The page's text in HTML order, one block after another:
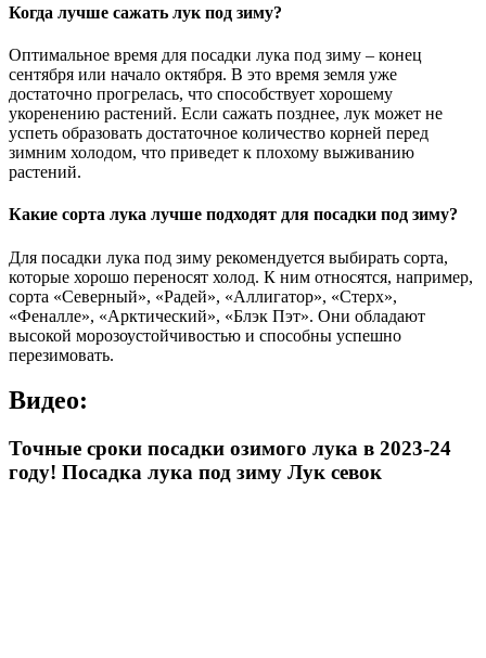
Когда лучше сажать лук под зиму?
Оптимальное время для посадки лука под зиму – конец
сентября или начало октября. В это время земля уже
достаточно прогрелась, что способствует хорошему
укоренению растений. Если сажать позднее, лук может не
успеть образовать достаточное количество корней перед
зимним холодом, что приведет к плохому выживанию
растений.
Какие сорта лука лучше подходят для посадки под зиму?
Для посадки лука под зиму рекомендуется выбирать сорта,
которые хорошо переносят холод. К ним относятся, например,
сорта «Северный», «Радей», «Аллигатор», «Стерх»,
«Феналле», «Арктический», «Блэк Пэт». Они обладают
высокой морозоустойчивостью и способны успешно
перезимовать.
Видео:
Точные сроки посадки озимого лука в 2023-24
году! Посадка лука под зиму Лук севок